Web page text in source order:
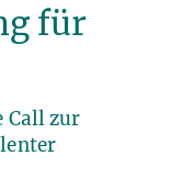
für
Call zur